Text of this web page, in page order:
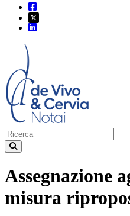
Assegnazione
misura